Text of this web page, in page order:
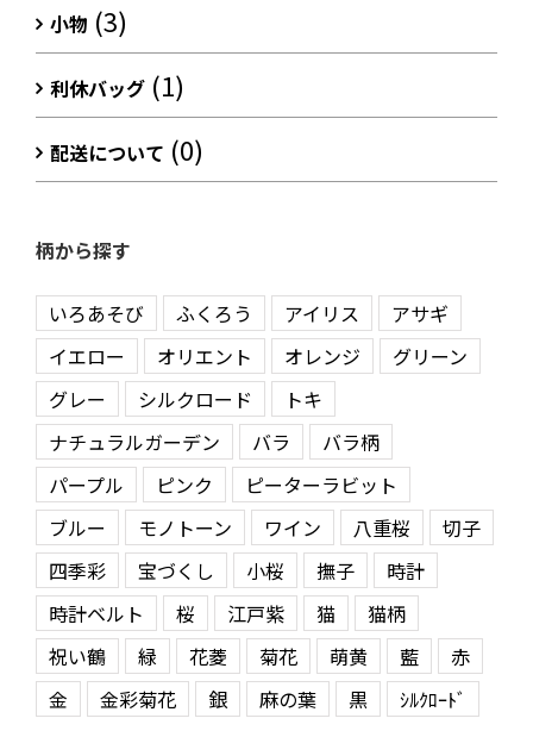
小物 (3)
利休バッグ (1)
配送について (0)
柄から探す
いろあそび ふくろう アイリス
アサギ
イエロー
オリエント オレンジ
グリーン
グレー
シルクロード
トキ
ナチュラルガーデン
バラ
バラ柄
パープル
ピンク
ピーターラビット
ブルー
モノトーン ワイン 八重桜
切子
四季彩
宝づくし 小桜 撫子
時計
時計ベルト
桜 江戸紫 猫
猫柄
祝い鶴
緑 花菱 菊花 萌黄 藍
赤
金
金彩菊花 銀 麻の葉 黒 ｼﾙｸﾛｰﾄﾞ